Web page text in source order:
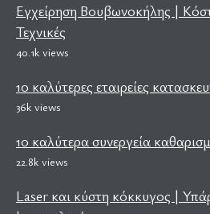
Εγχείρηση Βουβωνοκήλης |
Τεχνικές
40.1k views
10 καλύτερες εταιρείες
36k views
10 καλύτερα συνεργεία
22.8k views
Laser και κύστη κόκκυγος |